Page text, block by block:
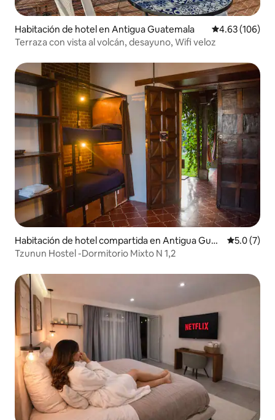
Habitación de hotel en Antigua Guatemala Calificación
4.63 (106)
Terraza con vista al volcán, desayuno, Wifi veloz
Habitación de hotel compartida en Antigua Guat
emala
5.0 (7)
Tzunun Hostel -Dormitorio Mixto N 1,2